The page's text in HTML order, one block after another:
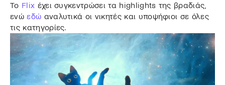
Το Flix έχει συγκεντρώσει τα highlights της βραδιάς,
ενώεδώ αναλυτικά οι νικητές και υποψήφιοι σε όλες
τις κατηγορίες.